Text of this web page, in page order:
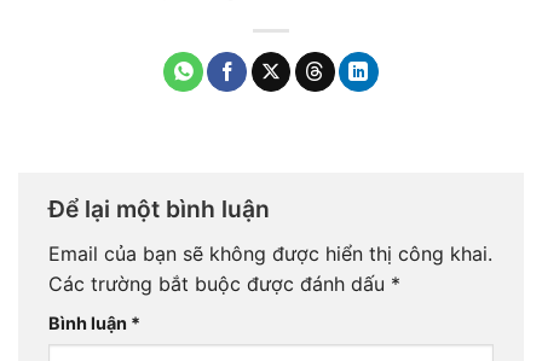
Để lại một bình luận
Email của bạn sẽ không được hiển thị công khai.
Các trường bắt buộc được đánh dấu *
Bình luận *